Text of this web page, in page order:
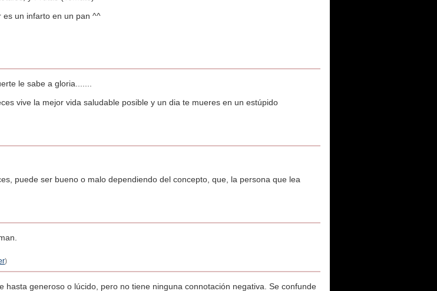
es un infarto en un pan ^^
le sabe a gloria.......
vive la mejor vida saludable posible y un dia te mueres en un estúpido
puede ser bueno o malo dependiendo del concepto, que, la persona que lea
)
hasta generoso o lúcido, pero no tiene ninguna connotación negativa. Se confunde